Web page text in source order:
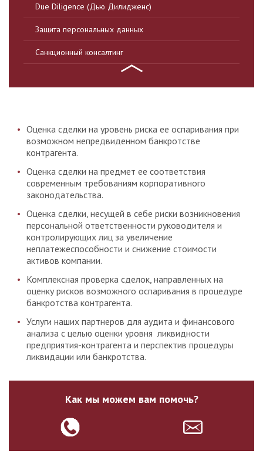
Due Diligence (Дью Дилидженс)
Защита персональных данных
Санкционный консалтинг
Оценка сделки на уровень риска ее оспаривания при
возможном непредвиденном банкротстве
контрагента.
Оценка сделки на предмет ее соответствия
современным требованиям корпоративного
законодательства.
Оценка сделки, несущей в себе риски возникновения
персональной ответственности руководителя и
контролирующих лиц за увеличение
неплатежеспособности и снижение стоимости
активов компании.
Комплексная проверка сделок, направленных на
оценку рисков возможного оспаривания в процедуре
банкротства контрагента.
Услуги наших партнеров для аудита и финансового
анализа с целью оценки уровня ликвидности
предприятия-контрагента и перспектив процедуры
ликвидации или банкротства.
Как мы можем вам помочь?